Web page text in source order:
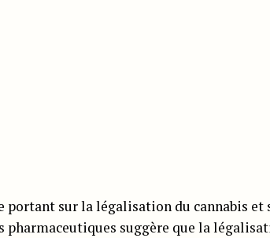
portant sur la légalisation du cannabis et
pharmaceutiques suggère que la